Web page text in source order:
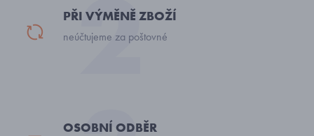
PŘI VÝMĚNĚ ZBOŽÍ
neúčtujeme za poštovné
OSOBNÍ ODBĚR